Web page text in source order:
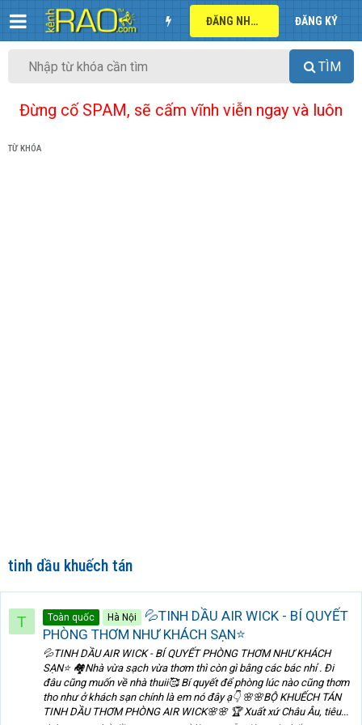
ĐĂNG NHẬP ĐĂNG KÝ
TÌM
Đừng cố SPAM, sẽ cấm vĩnh viễn ngay và luôn
TỪ KHÓA
tinh dầu khuếch tán
T Toàn quốc Hà Nội
💦TINH DẦU AIR WICK - BÍ QUYẾT
PHÒNG THƠM NHƯ KHÁCH SẠN⭐️
💦TINH DẦU AIR WICK - BÍ QUYẾT PHÒNG THƠM NHƯ KHÁCH
SẠN⭐️ 🏘Nhà vừa sạch vừa thơm thì còn gì bằng các bác nhỉ . Đi
đâu cũng muốn về nhà thuii🥰 Bí quyết để phòng lúc nào cũng thơm
tho như ở khách sạn chính là em nó đây ạ👇 🌸🌸BỘ KHUẾCH TÁN
TINH DẦU THƠM PHÒNG AIR WICK🌸🌸 🏆 Xuất xứ Châu Âu, tiêu...